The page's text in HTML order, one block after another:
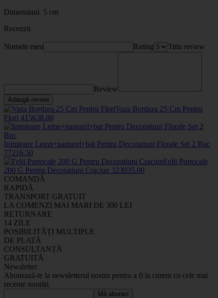
Dimensiuni 5 cm
Recenzii
Numele meu Rating Titlu review
Review
Adaugă review
Vaza Bordura 25 Cm Pentru
Flori 415638.00
Inimioare Lemn+nasturel+bat Pentru Decoratiuni Florale Set 2 Buc
7721 6.50
Felii Portocale
200 G Pentru Decoratiuni Craciun 323035.00
COMANDĂ
RAPIDĂ
TRANSPORT GRATUIT
LA COMENZI MAI MARI DE 300 LEI
RETURNARE
14 ZILE
POSIBILITĂȚI MULTIPLE
DE PLATĂ
CONSULTANȚĂ
GRATUITĂ
Newsletter
Abonează-te la newsletterul nostru pentru a fi la curent cu cele mai
recente noutăți.
Mă abonez